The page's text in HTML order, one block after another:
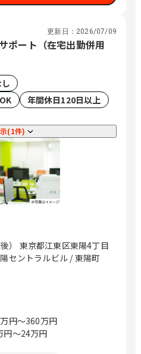
更新日： 2026/07/09
ポート（在宅出勤併用
年間休日120日以上
(1件)
後） 東京都江東区東陽4丁目
セントラルビル / 東陽町
円〜360万円
円〜24万円